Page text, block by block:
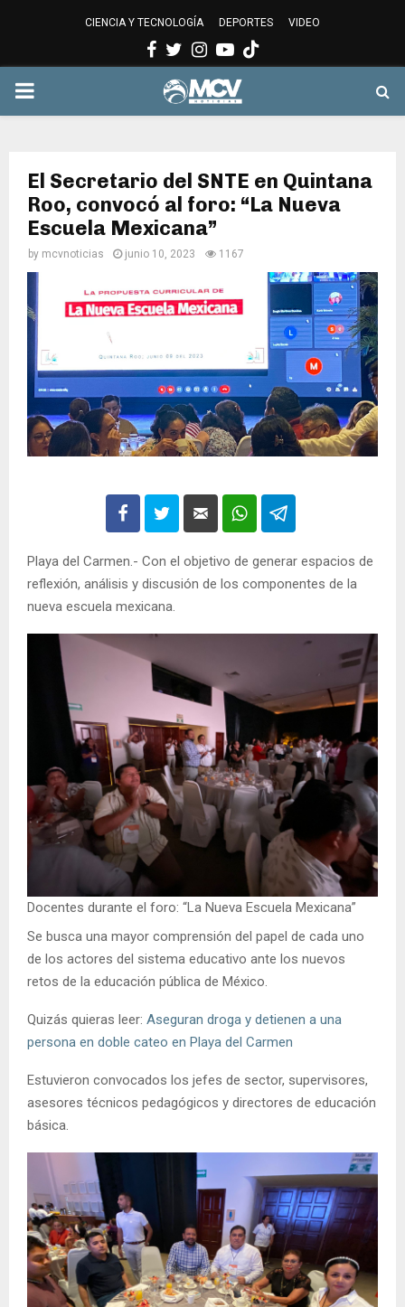
CIENCIA Y TECNOLOGÍA DEPORTES VIDEO
Facebook
Twitter
Instagram
Youtube
PRIMARY
El Secretario del SNTE en Quintana
Roo, convocó al foro: “La Nueva
Escuela Mexicana”
by mcvnoticias junio 10, 2023 1167
Playa del Carmen.- Con el objetivo de generar espacios de
reflexión, análisis y discusión de los componentes de la
nueva escuela mexicana.
Docentes durante el foro: “La Nueva Escuela Mexicana”
Se busca una mayor comprensión del papel de cada uno
de los actores del sistema educativo ante los nuevos
retos de la educación pública de México.
Quizás quieras leer: Aseguran droga y detienen a una
persona en doble cateo en Playa del Carmen
Estuvieron convocados los jefes de sector, supervisores,
asesores técnicos pedagógicos y directores de educación
básica.